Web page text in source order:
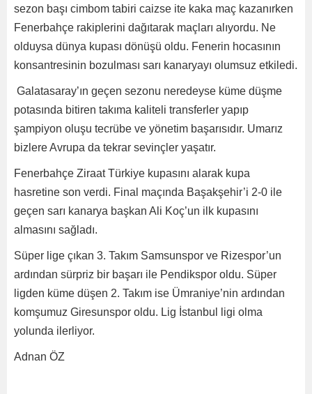
sezon başı cimbom tabiri caizse ite kaka maç kazanırken
Fenerbahçe rakiplerini dağıtarak maçları alıyordu. Ne
olduysa dünya kupası dönüşü oldu. Fenerin hocasının
konsantresinin bozulması sarı kanaryayı olumsuz etkiledi.
Galatasaray’ın geçen sezonu neredeyse küme düşme
potasında bitiren takıma kaliteli transferler yapıp
şampiyon oluşu tecrübe ve yönetim başarısıdır. Umarız
bizlere Avrupa da tekrar sevinçler yaşatır.
Fenerbahçe Ziraat Türkiye kupasını alarak kupa
hasretine son verdi. Final maçında Başakşehir’i 2-0 ile
geçen sarı kanarya başkan Ali Koç’un ilk kupasını
almasını sağladı.
Süper lige çıkan 3. Takım Samsunspor ve Rizespor’un
ardından sürpriz bir başarı ile Pendikspor oldu. Süper
ligden küme düşen 2. Takım ise Ümraniye’nin ardından
komşumuz Giresunspor oldu. Lig İstanbul ligi olma
yolunda ilerliyor.
Adnan ÖZ